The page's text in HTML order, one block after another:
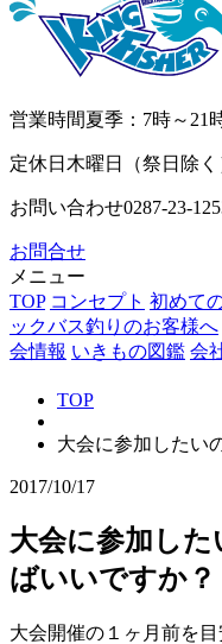
営業時間夏季：7時～
定休日 木曜日（祭日除く
お問い合わせ0287-23-
お問合せ
メニュー
TOP コンセプト 初めて
ックバス釣りのお客様へ
会情報 いきもの図鑑 会
TOP
大会に参加したい
2017/10/17
大会に参加し
ばいいですか？
大会開催の１ヶ月前を